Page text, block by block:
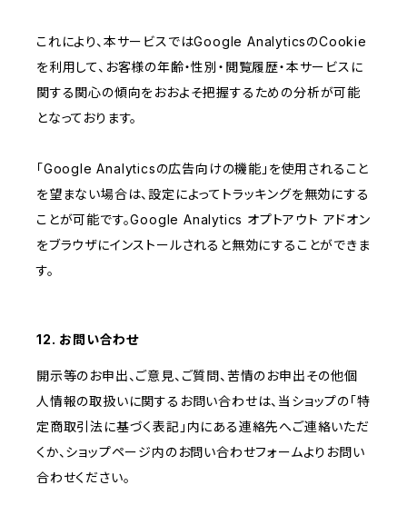
これにより、本サービスではGoogle AnalyticsのCookie
を利用して、お客様の年齢・性別・閲覧履歴・本サービスに
関する関心の傾向をおおよそ把握するための分析が可能
となっております。
「Google Analyticsの広告向けの機能」を使用されること
を望まない場合は、設定によってトラッキングを無効にする
ことが可能です。Google Analytics オプトアウト アドオン
をブラウザにインストールされると無効にすることができま
す。
12. お問い合わせ
開示等のお申出、ご意見、ご質問、苦情のお申出その他個
人情報の取扱いに関するお問い合わせは、当ショップの「特
定商取引法に基づく表記」内にある連絡先へご連絡いただ
くか、ショップページ内のお問い合わせフォームよりお問い
合わせください。